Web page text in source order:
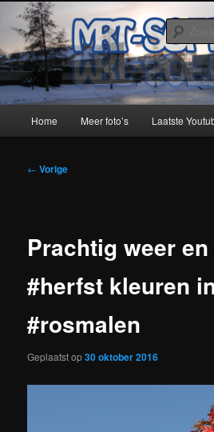
Spring
naar
primaire
inhoudMRT-Soft
Home Meer foto’s Laatste
Bericht
← Vorige
Prachtig weer
#herfst kleuren
#rosmalen
Geplaatst op30 oktober 2016